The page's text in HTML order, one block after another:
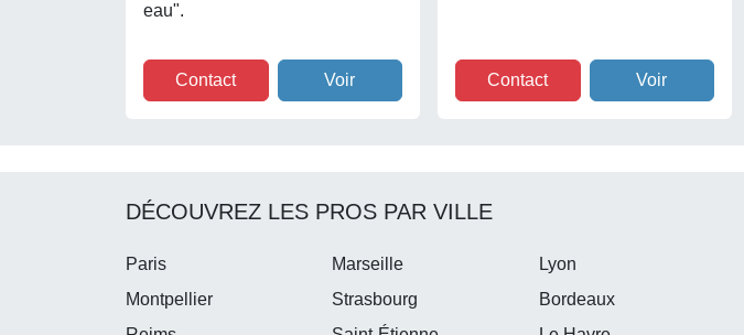
eau".
Contact Voir Contact Voir
DÉCOUVREZ LES PROS PAR VILLE
Paris Marseille Lyon
Montpellier
Strasbourg Bordeaux